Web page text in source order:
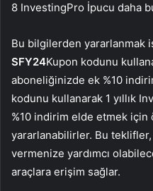
8 InvestingPro İpucu daha
Bu bilgilerden yararlanmak
SFY24Kupon kodunu
aboneliğinizde ek %10
kodunu kullanarak 1 yıllık
%10 indirim elde etmek
yararlanabilirler. Bu teklifler,
vermenize yardımcı
araçlara erişim sağlar.